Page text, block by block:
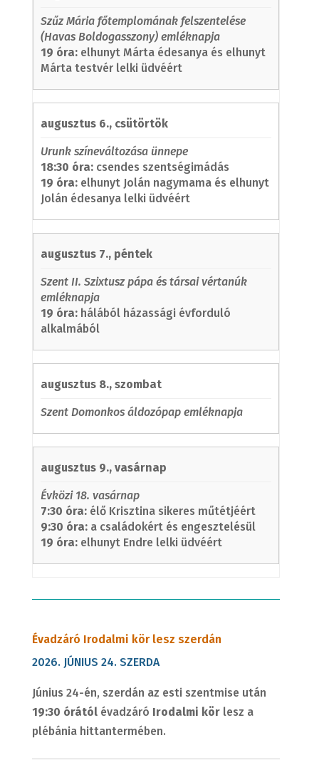
Szűz Mária főtemplomának felszentelése
(Havas Boldogasszony) emléknapja
19 óra:elhunyt Márta édesanya és elhunyt
Márta testvér lelki üdvéért
augusztus 6., csütörtök
Urunk színeváltozása ünnepe
18:30 óra:csendes szentségimádás
19 óra:elhunyt Jolán nagymama és elhunyt
Jolán édesanya lelki üdvéért
augusztus 7., péntek
Szent II. Szixtusz pápa és társai vértanúk
emléknapja
19 óra:hálából házassági évforduló
alkalmából
augusztus 8., szombat
Szent Domonkos áldozópap emléknapja
augusztus 9., vasárnap
Évközi 18. vasárnap
7:30 óra: élő Krisztina sikeres műtétjéért
9:30 óra: a családokért és engesztelésül
19 óra: elhunyt Endre lelki üdvéért
Évadzáró Irodalmi kör lesz szerdán
2026. JÚNIUS 24. SZERDA
Június 24-én, szerdán az esti szentmise után
19:30 órátólévadzáró Irodalmi körlesz a
plébánia hittantermében.